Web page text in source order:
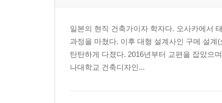
북카페 가세노니와 | 혼자인 이들을 감싸는, 도시
북포레스트 모리햣카텐 | 동네 아이들과 세상을 이
레벨북스 | 디자이너 주인이 완성한 청회색 로컬 기
기류샤 | 카운터컬처의 성지, 4평 남짓의 슈타이너
일본의 현직 건축가이자 학자다. 오사카에서
과정을 마쳤다. 이후 대형 설계사인 구메 설
탄탄하게 다졌다. 2016년부터 교편을 잡았으
나대학교 건축디자인...